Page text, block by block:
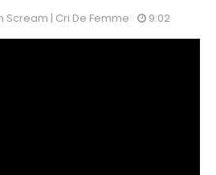
Scream | Cri De Femme 9:02